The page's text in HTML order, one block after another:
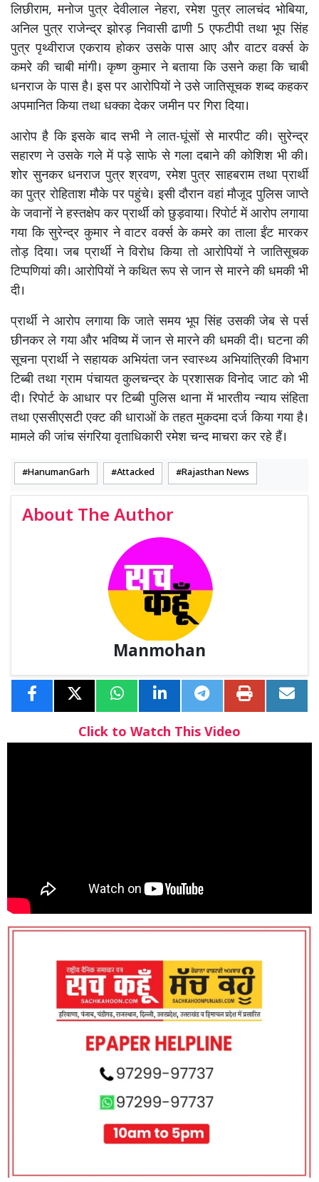
लिछीराम, मनोज पुत्र देवीलाल नेहरा, रमेश पुत्र लालचंद भोबिया,
अनिल पुत्र राजेन्द्र झोरड़ निवासी ढाणी 5 एफटीपी तथा भूप सिंह
पुत्र पृथ्वीराज एकराय होकर उसके पास आए और वाटर वर्क्स के
कमरे की चाबी मांगी। कृष्ण कुमार ने बताया कि उसने कहा कि चाबी
धनराज के पास है। इस पर आरोपियों ने उसे जातिसूचक शब्द कहकर
अपमानित किया तथा धक्का देकर जमीन पर गिरा दिया।
आरोप है कि इसके बाद सभी ने लात-घूंसों से मारपीट की। सुरेन्द्र
सहारण ने उसके गले में पड़े साफे से गला दबाने की कोशिश भी की।
शोर सुनकर धनराज पुत्र श्रवण, रमेश पुत्र साहबराम तथा प्रार्थी
का पुत्र रोहिताश मौके पर पहुंचे। इसी दौरान वहां मौजूद पुलिस जाप्ते
के जवानों ने हस्तक्षेप कर प्रार्थी को छुड़वाया। रिपोर्ट में आरोप लगाया
गया कि सुरेन्द्र कुमार ने वाटर वर्क्स के कमरे का ताला ईंट मारकर
तोड़ दिया। जब प्रार्थी ने विरोध किया तो आरोपियों ने जातिसूचक
टिप्पणियां की। आरोपियों ने कथित रूप से जान से मारने की धमकी भी
दी।
प्रार्थी ने आरोप लगाया कि जाते समय भूप सिंह उसकी जेब से पर्स
छीनकर ले गया और भविष्य में जान से मारने की धमकी दी। घटना की
सूचना प्रार्थी ने सहायक अभियंता जन स्वास्थ्य अभियांत्रिकी विभाग
टिब्बी तथा ग्राम पंचायत कुलचन्द्र के प्रशासक विनोद जाट को भी
दी। रिपोर्ट के आधार पर टिब्बी पुलिस थाना में भारतीय न्याय संहिता
तथा एससीएसटी एक्ट की धाराओं के तहत मुकदमा दर्ज किया गया है।
मामले की जांच संगरिया वृताधिकारी रमेश चन्द माचरा कर रहे हैं।
HanumanGarh Attacked Rajasthan News
About The Author
Manmohan
Click to Watch This Video